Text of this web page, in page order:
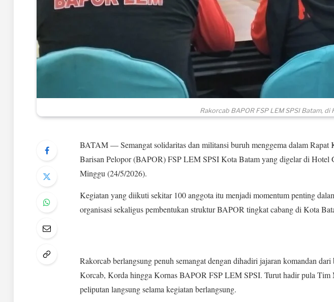
Rakorcab BAPOR FSP LEM SPSI Batam,
BATAM — Semangat solidaritas dan militansi buruh menggema dalam Rapat
Barisan Pelopor (BAPOR) FSP LEM SPSI Kota Batam yang digelar di Hotel
Minggu (24/5/2026).
Kegiatan yang diikuti sekitar 100 anggota itu menjadi momentum penting
organisasi sekaligus pembentukan struktur BAPOR tingkat cabang di Kota
Rakorcab berlangsung penuh semangat dengan dihadiri jajaran komandan
Korcab, Korda hingga Kornas BAPOR FSP LEM SPSI. Turut hadir pula Tim
peliputan langsung selama kegiatan berlangsung.